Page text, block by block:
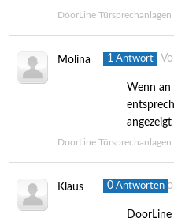
DoorLine Türsprechanlagen
Molina
Wenn an
1Antwort
DoorLine Türsprechanlagen
Klaus 0Antworten